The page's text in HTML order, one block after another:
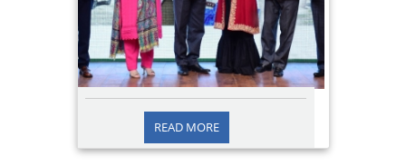
2022/12/09
پاکستان میں سیلاب زدگان کیلئے کام کرنے والے
READ MORE